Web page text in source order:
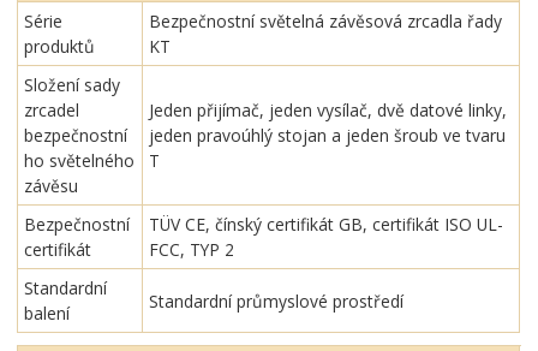
Série
produktů
Bezpečnostní světelná závěsová zrcadla řady
KT
Složení sady
zrcadel
bezpečnostní
ho světelného
závěsu
Jeden přijímač, jeden vysílač, dvě datové linky,
jeden pravoúhlý stojan a jeden šroub ve tvaru
T
Bezpečnostní
certifikát
TÜV CE, čínský certifikát GB, certifikát ISO UL-
FCC, TYP 2
Standardní
balení
Standardní průmyslové prostředí